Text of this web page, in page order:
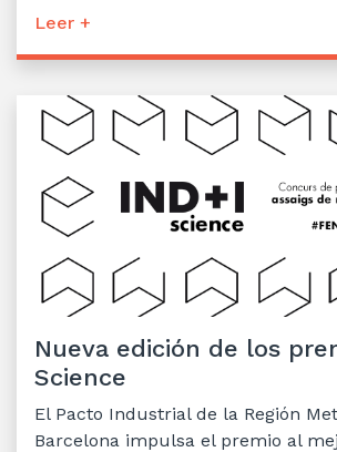
Leer +
Nueva edición de los
Science
El Pacto Industrial de la Región
Barcelona impulsa el premio al